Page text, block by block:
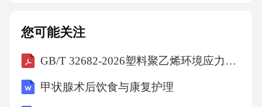
来的葭则整数k=.
上，点B,C在反比例函数y="(x>
您可能关注
GB/T 32682-2026塑料聚乙烯环境应力开裂(ESC)的测定全缺口蠕变试验(FNCT)
甲状腺术后饮食与康复护理